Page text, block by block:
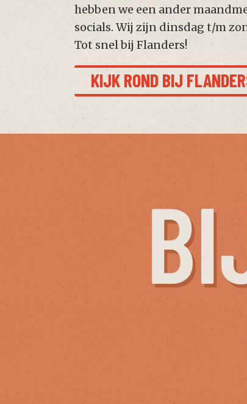
hebben we een ander
socials. Wij zijn dinsdag t/m
Tot snel bij Flanders!
KIJK ROND BIJ